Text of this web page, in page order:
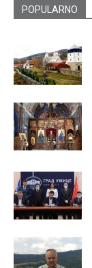
POPULARNO